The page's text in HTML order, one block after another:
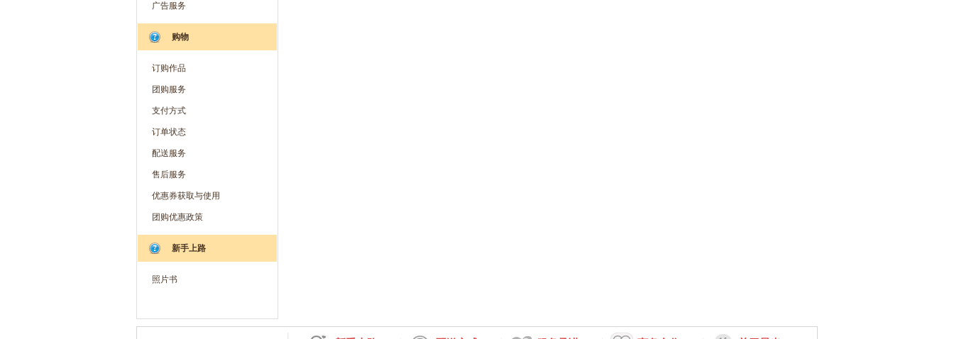
广告服务
购物
订购作品
团购服务
支付方式
订单状态
配送服务
售后服务
优惠券获取与使用
团购优惠政策
新手上路
照片书